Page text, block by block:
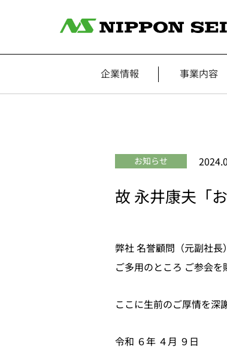
企業情報 事業内容
お知らせ
故 永井康夫「
弊社 名誉顧問（元副社長
ご多用のところ ご参会を
ここに生前のご厚情を深
令和 ６年 ４月 ９日